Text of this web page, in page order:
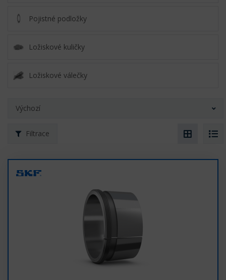
Pojistné podložky
Ložiskové kuličky
Ložiskové válečky
Výchozí
Filtrace